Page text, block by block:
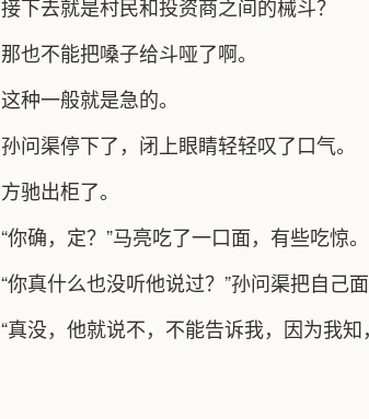
接下去就是村民和投资商之间的械斗？
那也不能把嗓子给斗哑了啊。
这种一般就是急的。
孙问渠停下了，闭上眼睛轻轻叹了口气。
方驰出柜了。
“你确，定？”马亮吃了一口面，有些吃惊。
“你真什么也没听他说过？”孙问渠把自己
“真没，他就说不，不能告诉我，因为我